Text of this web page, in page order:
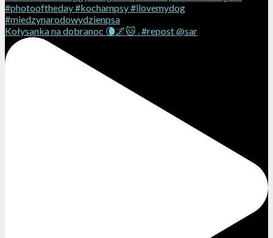
Kołysanka na dobranoc 🌘🌌🐱 . #repost @sar